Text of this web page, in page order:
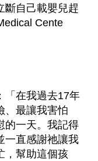
斷自己載嬰兒趕
Cente
「在我過去17年
、最讓我害怕
的一天。我記得
一直感謝祂讓我
，幫助這個孩